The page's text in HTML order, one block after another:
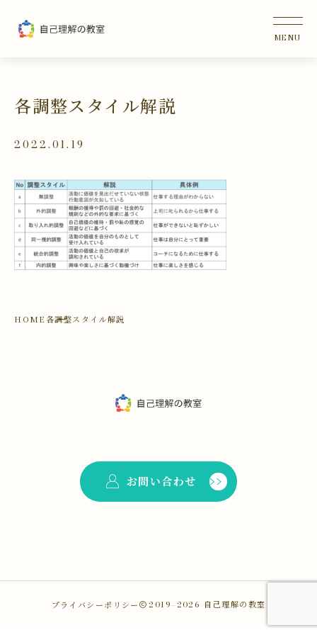
各調整スタイル解説
2022.01.19
HOME各調整スタイル解説
お問い合わせ
プライバシーポリシー 2019–2026 自己理解の教室